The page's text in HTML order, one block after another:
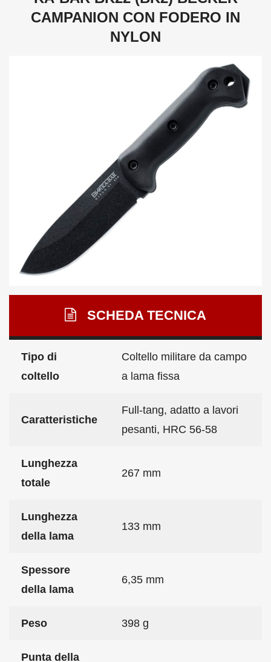
CAMPANION CON FODERO IN
NYLON
SCHEDA TECNICA
Tipo di
coltello
Coltello militare da campo
a lama fissa
Caratteristiche
Full-tang, adatto a lavori
pesanti, HRC 56-58
Lunghezza
totale
267 mm
Lunghezza
della lama
133 mm
Spessore
della lama
6,35 mm
Peso 398 g
Punta della